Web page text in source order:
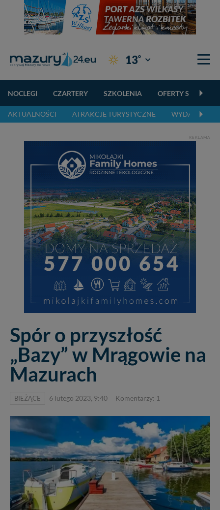
13° Giżycko
NOCLEGI CZARTERY SZKOLENIA OFERTY
AKTUALNOŚCI ATRAKCJE TURYSTYCZNE WYDARZENIA
REKLAMA
Spór o przyszłość
„Bazy” w Mrągowie na
Mazurach
BIEŻĄCE 6 lutego 2023, 9:40 Komentarzy: 1